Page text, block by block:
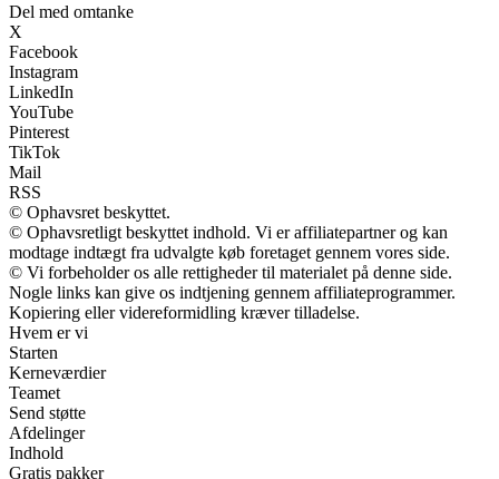
Del med omtanke
X
Facebook
Instagram
LinkedIn
YouTube
Pinterest
TikTok
Mail
RSS
© Ophavsret beskyttet.
© Ophavsretligt beskyttet indhold. Vi er affiliatepartner og kan
modtage indtægt fra udvalgte køb foretaget gennem vores side.
© Vi forbeholder os alle rettigheder til materialet på denne side.
Nogle links kan give os indtjening gennem affiliateprogrammer.
Kopiering eller videreformidling kræver tilladelse.
Hvem er vi
Starten
Kerneværdier
Teamet
Send støtte
Afdelinger
Indhold
Gratis pakker